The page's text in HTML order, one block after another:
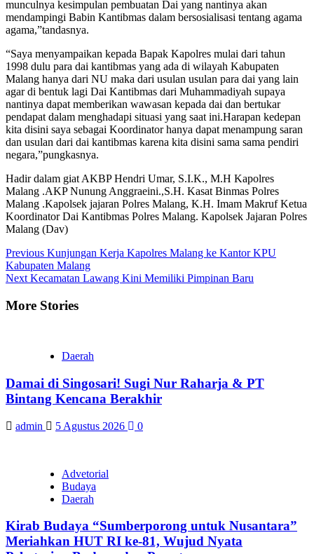
munculnya kesimpulan pembuatan Dai yang nantinya akan
mendampingi Babin Kantibmas dalam bersosialisasi tentang agama
agama,”tandasnya.
“Saya menyampaikan kepada Bapak Kapolres mulai dari tahun
1998 dulu para dai kantibmas yang ada di wilayah Kabupaten
Malang hanya dari NU maka dari usulan usulan para dai yang lain
agar di bentuk lagi Dai Kantibmas dari Muhammadiyah supaya
nantinya dapat memberikan wawasan kepada dai dan bertukar
pendapat dalam menghadapi situasi yang saat ini.Harapan kedepan
kita disini saya sebagai Koordinator hanya dapat menampung saran
dan usulan dari dai kantibmas karena kita disini sama sama pendiri
negara,”pungkasnya.
Hadir dalam giat AKBP Hendri Umar, S.I.K., M.H Kapolres
Malang .AKP Nunung Anggraeini.,S.H. Kasat Binmas Polres
Malang .Kapolsek jajaran Polres Malang, K.H. Imam Makruf Ketua
Koordinator Dai Kantibmas Polres Malang. Kapolsek Jajaran Polres
Malang (Dav)
Continue
Reading
Previous Kunjungan Kerja Kapolres Malang ke Kantor KPU
Kabupaten Malang
Next Kecamatan Lawang Kini Memiliki Pimpinan Baru
More Stories
Daerah
Damai di Singosari! Sugi Nur Raharja & PT
Bintang Kencana Berakhir
admin 5 Agustus 2026 0
Advetorial
Budaya
Daerah
Kirab Budaya “Sumberporong untuk Nusantara”
Meriahkan HUT RI ke-81, Wujud Nyata